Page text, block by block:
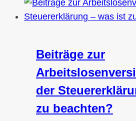
Beiträge zur
der
zu beachten?